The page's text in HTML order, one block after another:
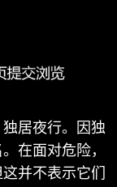
居夜行。因独
在面对危险，
并不表示它们